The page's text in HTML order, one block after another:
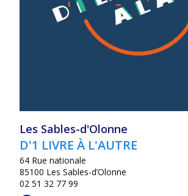
Les Sables-d'Olonne
D'1 LIVRE À L'AUTRE
64 Rue nationale
85100 Les Sables-d’Olonne
02 51 32 77 99